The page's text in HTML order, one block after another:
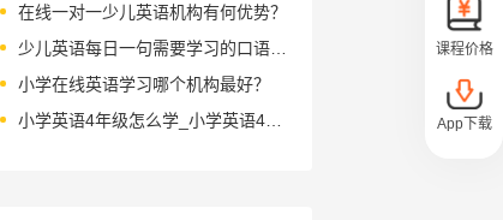
在线一对一少儿英语机构有何优势？
少儿英语每日一句需要学习的口语知识
小学在线英语学习哪个机构最好？
小学英语4年级怎么学_小学英语4年级的学习方法
课程价格
App下载